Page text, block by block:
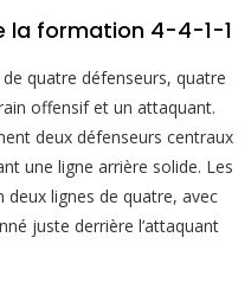
la formation 4-4-1-1
quatre défenseurs, quatre
offensif et un attaquant.
deux défenseurs centraux
une ligne arrière solide. Les
lignes de quatre, avec
juste derrière l’attaquant